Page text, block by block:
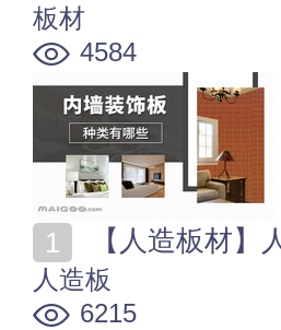
板材
4584
【人造板材
人造板
6215